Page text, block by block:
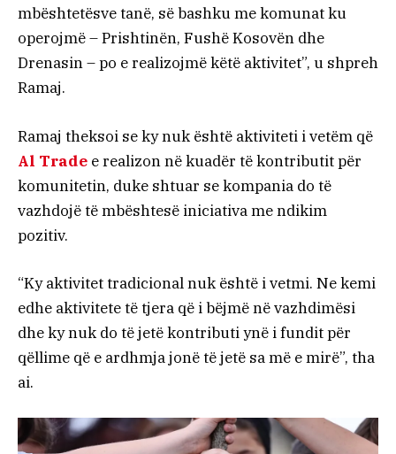
mbështetësve tanë, së bashku me komunat ku
operojmë – Prishtinën, Fushë Kosovën dhe
Drenasin – po e realizojmë këtë aktivitet”, u shpreh
Ramaj.
Ramaj theksoi se ky nuk është aktiviteti i vetëm që
Al Trade e realizon në kuadër të kontributit për
komunitetin, duke shtuar se kompania do të
vazhdojë të mbështesë iniciativa me ndikim
pozitiv.
“Ky aktivitet tradicional nuk është i vetmi. Ne kemi
edhe aktivitete të tjera që i bëjmë në vazhdimësi
dhe ky nuk do të jetë kontributi ynë i fundit për
qëllime që e ardhmja jonë të jetë sa më e mirë”, tha
ai.